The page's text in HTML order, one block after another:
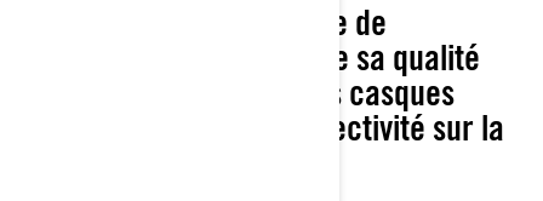
Faites le choix du système de
communication VIBE et de sa qualité
audio supérieure pour les casques
ADVEX pour plus de connectivité sur la